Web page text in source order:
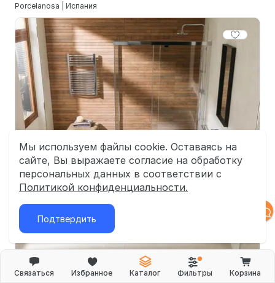
Мы используем файлы cookie. Оставаясь на
сайте, Вы выражаете согласие на обработку
персональных данных в соответствии с
Политикой конфиденциальности.
Подтвердить
Porcelanosa | Испания
Связаться Избранное Каталог Фильтры Корзина